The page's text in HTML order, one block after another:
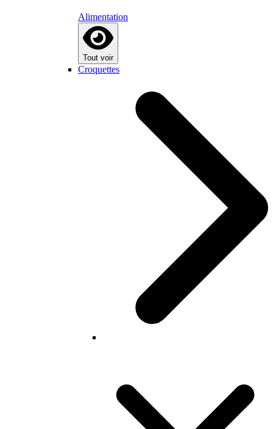
Alimentation
Tout voir
Croquettes